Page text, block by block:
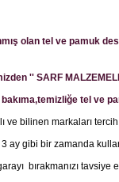
olan tel ve pamuk
'' SARF
tel ve
ve bilinen markaları
3 ay gibi bir zamanda
bırakmanızı tavsiye